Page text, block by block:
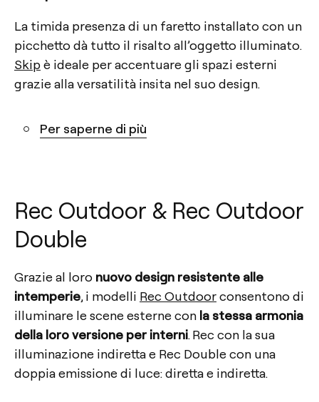
La timida presenza di un faretto installato con un
picchetto dà tutto il risalto all’oggetto illuminato.
Skipè ideale per accentuare gli spazi esterni
grazie alla versatilità insita nel suo design.
Per saperne di più
Rec Outdoor & Rec Outdoor
Double
Grazie al loro nuovo design resistente alle
intemperie, i modelli Rec Outdoorconsentono di
illuminare le scene esterne con la stessa armonia
della loro versione per interni. Rec con la sua
illuminazione indiretta e Rec Double con una
doppia emissione di luce: diretta e indiretta.